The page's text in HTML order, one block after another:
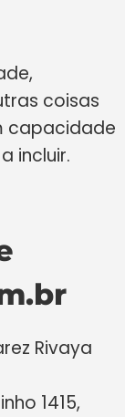
coisas
capacidade
incluir.
Rivaya
1415,